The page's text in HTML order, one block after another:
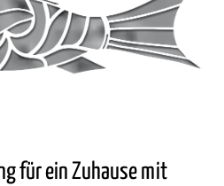
für ein Zuhause mit